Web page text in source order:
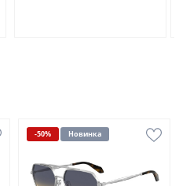
-50% Новинка